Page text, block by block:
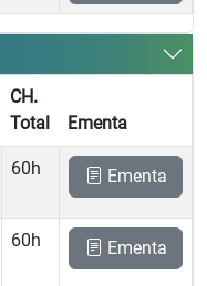
CH.
Total
Ementa
60h Ementa
60h Ementa